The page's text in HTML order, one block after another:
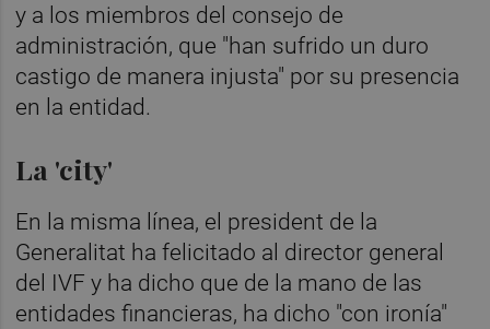
y a los miembros del consejo de
administración, que "han sufrido un duro
castigo de manera injusta" por su presencia
en la entidad.
La 'city'
En la misma línea, el president de la
Generalitat ha felicitado al director general
del IVF y ha dicho que de la mano de las
entidades financieras, ha dicho "con ironía"